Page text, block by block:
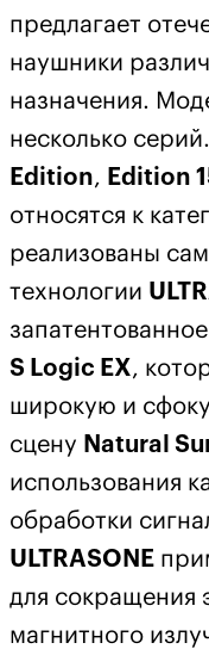
предлагает
наушники
назначения.
несколько
Edition, Edition
относятся к
реализованы
технологии
S Logic EX,
широкую и
сцену Natural
использования
обработки
ULTRASONE
для сокращения
магнитного